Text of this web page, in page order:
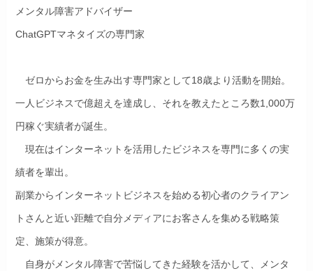
メンタル障害アドバイザー
ChatGPTマネタイズの専門家
ゼロからお金を生み出す専門家として18歳より活動を開始。
一人ビジネスで億超えを達成し、それを教えたところ数1,000万
円稼ぐ実績者が誕生。
現在はインターネットを活用したビジネスを専門に多くの実
績者を輩出。
副業からインターネットビジネスを始める初心者のクライアン
トさんと近い距離で自分メディアにお客さんを集める戦略策
定、施策が得意。
自身がメンタル障害で苦悩してきた経験を活かして、メンタ